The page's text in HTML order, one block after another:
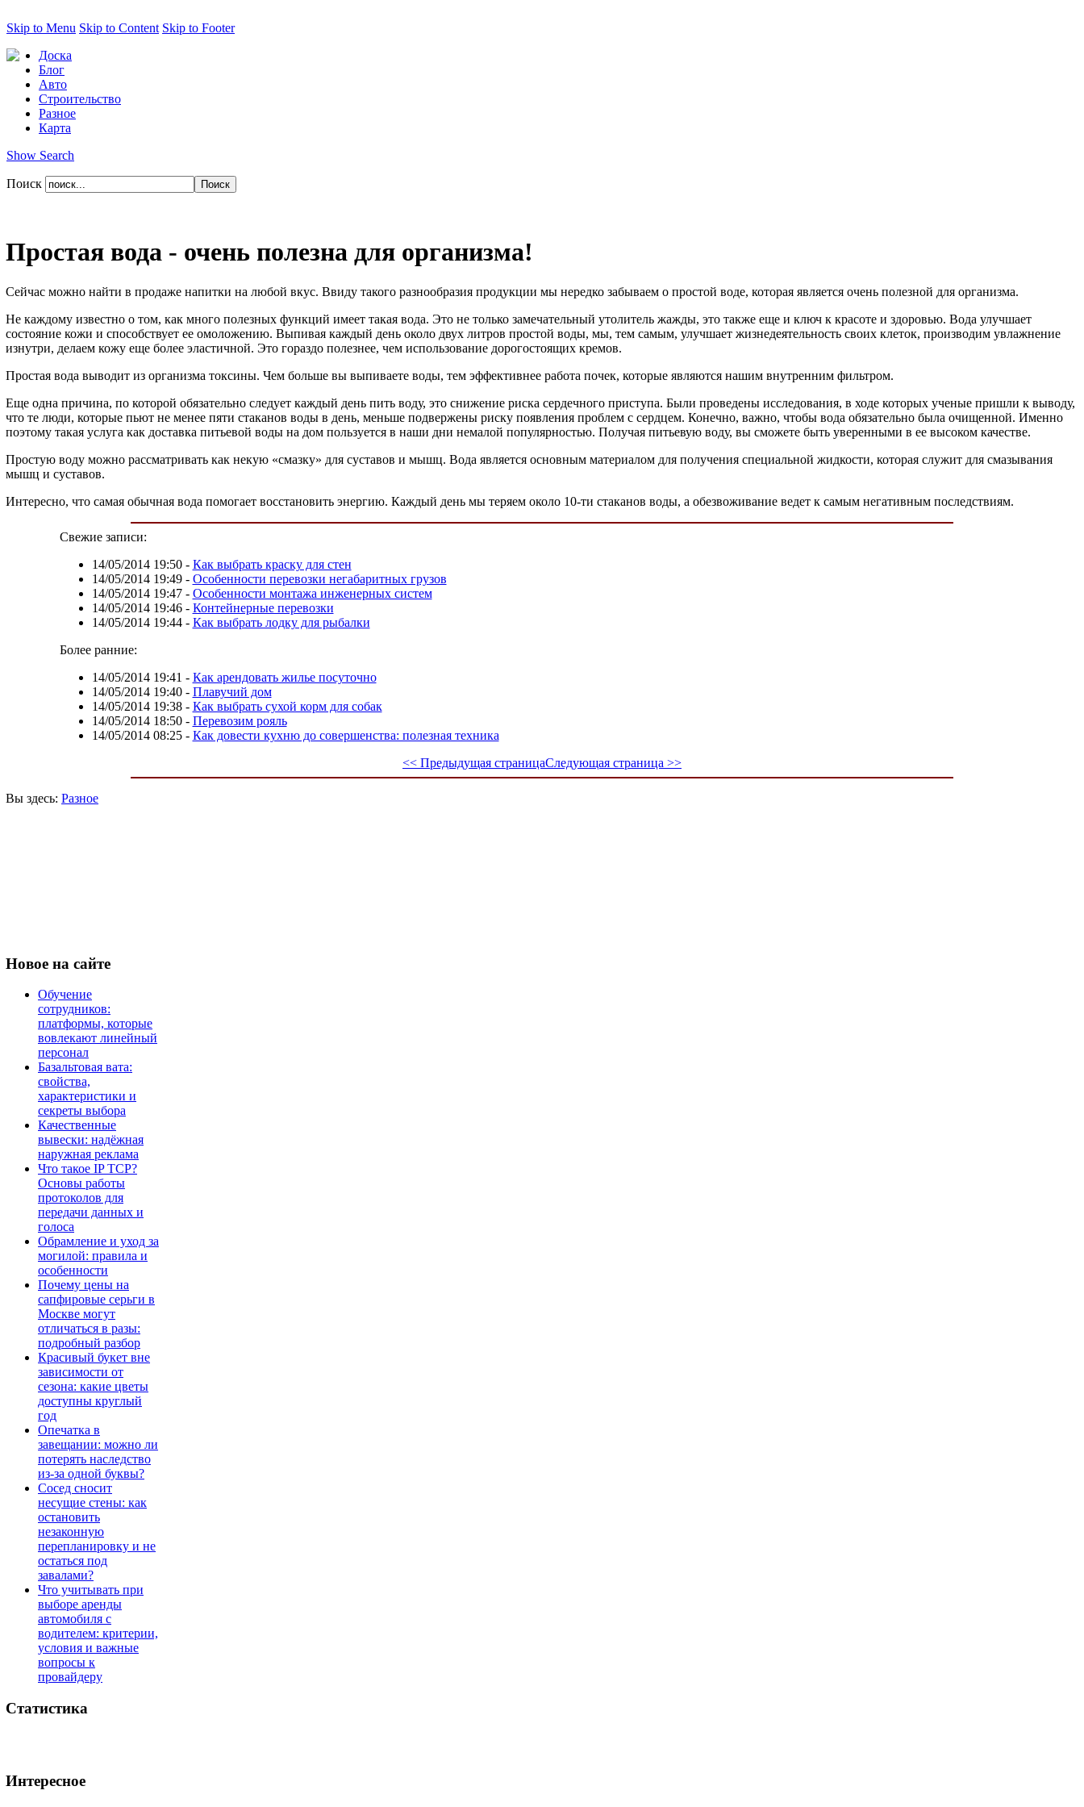
Skip to Menu Skip to Content Skip to Footer
Доска
Блог
Авто
Строительство
Разное
Карта
Show Search
Поиск
Простая вода - очень полезна для организма!
Сейчас можно найти в продаже напитки на любой вкус. Ввиду такого разнообразия продукции мы нередко забываем о простой воде, которая является очень полезной для организма.
Не каждому известно о том, как много полезных функций имеет такая вода. Это не только замечательный утолитель жажды, это также еще и ключ к красоте и здоровью. Вода улучшает
состояние кожи и способствует ее омоложению. Выпивая каждый день около двух литров простой воды, мы, тем самым, улучшает жизнедеятельность своих клеток, производим увлажнение
изнутри, делаем кожу еще более эластичной. Это гораздо полезнее, чем использование дорогостоящих кремов.
Простая вода выводит из организма токсины. Чем больше вы выпиваете воды, тем эффективнее работа почек, которые являются нашим внутренним фильтром.
Еще одна причина, по которой обязательно следует каждый день пить воду, это снижение риска сердечного приступа. Были проведены исследования, в ходе которых ученые пришли к выводу,
что те люди, которые пьют не менее пяти стаканов воды в день, меньше подвержены риску появления проблем с сердцем. Конечно, важно, чтобы вода обязательно была очищенной. Именно
поэтому такая услуга как доставка питьевой воды на дом пользуется в наши дни немалой популярностью. Получая питьевую воду, вы сможете быть уверенными в ее высоком качестве.
Простую воду можно рассматривать как некую «смазку» для суставов и мышц. Вода является основным материалом для получения специальной жидкости, которая служит для смазывания
мышц и суставов.
Интересно, что самая обычная вода помогает восстановить энергию. Каждый день мы теряем около 10-ти стаканов воды, а обезвоживание ведет к самым негативным последствиям.
Свежие записи:
14/05/2014 19:50- Как выбрать краску для стен
14/05/2014 19:49- Особенности перевозки негабаритных грузов
14/05/2014 19:47- Особенности монтажа инженерных систем
14/05/2014 19:46- Контейнерные перевозки
14/05/2014 19:44- Как выбрать лодку для рыбалки
Более ранние:
14/05/2014 19:41 - Как арендовать жилье посуточно
14/05/2014 19:40- Плавучий дом
14/05/2014 19:38- Как выбрать сухой корм для собак
14/05/2014 18:50- Перевозим рояль
14/05/2014 08:25- Как довести кухню до совершенства: полезная техника
<< Предыдущая страницаСледующая страница >>
Вы здесь: Разное
Новое на сайте
Обучение
сотрудников:
платформы, которые
вовлекают линейный
персонал
Базальтовая вата:
свойства,
характеристики и
секреты выбора
Качественные
вывески: надёжная
наружная реклама
Что такое IP TCP?
Основы работы
протоколов для
передачи данных и
голоса
Обрамление и уход за
могилой: правила и
особенности
Почему цены на
сапфировые серьги в
Москве могут
отличаться в разы:
подробный разбор
Красивый букет вне
зависимости от
сезона: какие цветы
доступны круглый
год
Опечатка в
завещании: можно ли
потерять наследство
из-за одной буквы?
Сосед сносит
несущие стены: как
остановить
незаконную
перепланировку и не
остаться под
завалами?
Что учитывать при
выборе аренды
автомобиля с
водителем: критерии,
условия и важные
вопросы к
провайдеру
Статистика
Интересное